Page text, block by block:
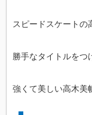
スピードスケートの
勝手なタイトルをつ
強くて美しい高木美